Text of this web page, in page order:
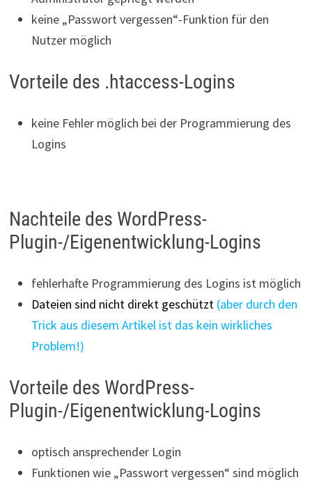
keine „Passwort vergessen“-Funktion für den
Nutzer möglich
Vorteile des .htaccess-Logins
keine Fehler möglich bei der Programmierung des
Logins
Nachteile des WordPress-
Plugin-/Eigenentwicklung-Logins
fehlerhafte Programmierung des Logins ist möglich
Dateien sind nicht direkt geschützt (aber durch den
Trick aus diesem Artikel ist das kein wirkliches
Problem!)
Vorteile des WordPress-
Plugin-/Eigenentwicklung-Logins
optisch ansprechender Login
Funktionen wie „Passwort vergessen“ sind möglich